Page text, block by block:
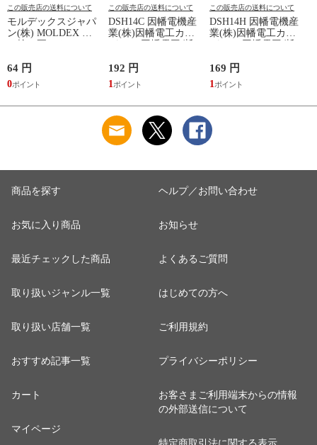
この販売店の送料について
モルデックスジャパ
ン(株) MOLDEX 使
し
64 円
0
この販売店の送料について
DSH14C 因幡電機産
業(株)因幡電工カン
14用本体カフス
192 円
1
この販売店の送料について
DSH14H 因幡電機産
業(株)因幡電工カン
14用ホースジョイン
ト
169 円
1
商品を探す
お気に入り商品
最近チェックした商品
取り扱いジャンル一覧
取り扱い店舗一覧
おすすめ記事一覧
カート
マイページ
ヘルプ／お問い合わせ
お知らせ
よくあるご質問
はじめての方へ
ご利用規約
プライバシーポリシー
お客さまご利用端末からの情報
の外部送信について